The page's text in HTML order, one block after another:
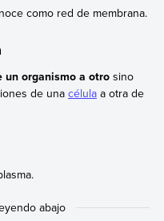
como red de membrana.
un organismo a otrosino
de una célulaa otra de